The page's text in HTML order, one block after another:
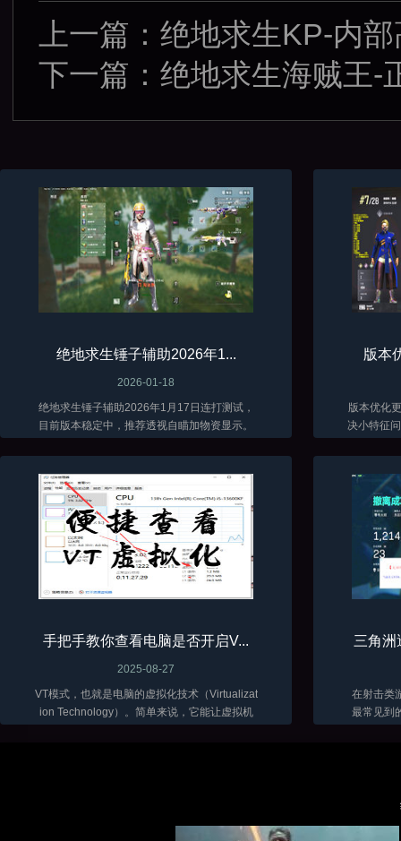
上一篇： 绝地求生KP-内
下一篇： 绝地求生海贼王-
绝地求生锤子辅助2026年1...
2026-01-18
绝地求生锤子辅助2026年1月17日连打测试，
目前版本稳定中，推荐透视自瞄加物资显示。
版本
版本优化更新了
决小特征
手把手教你查看电脑是否开启V...
2025-08-27
VT模式，也就是电脑的虚拟化技术（Virtualizat
ion Technology）。简单来说，它能让虚拟机
三角洲
在射击类
最常见到